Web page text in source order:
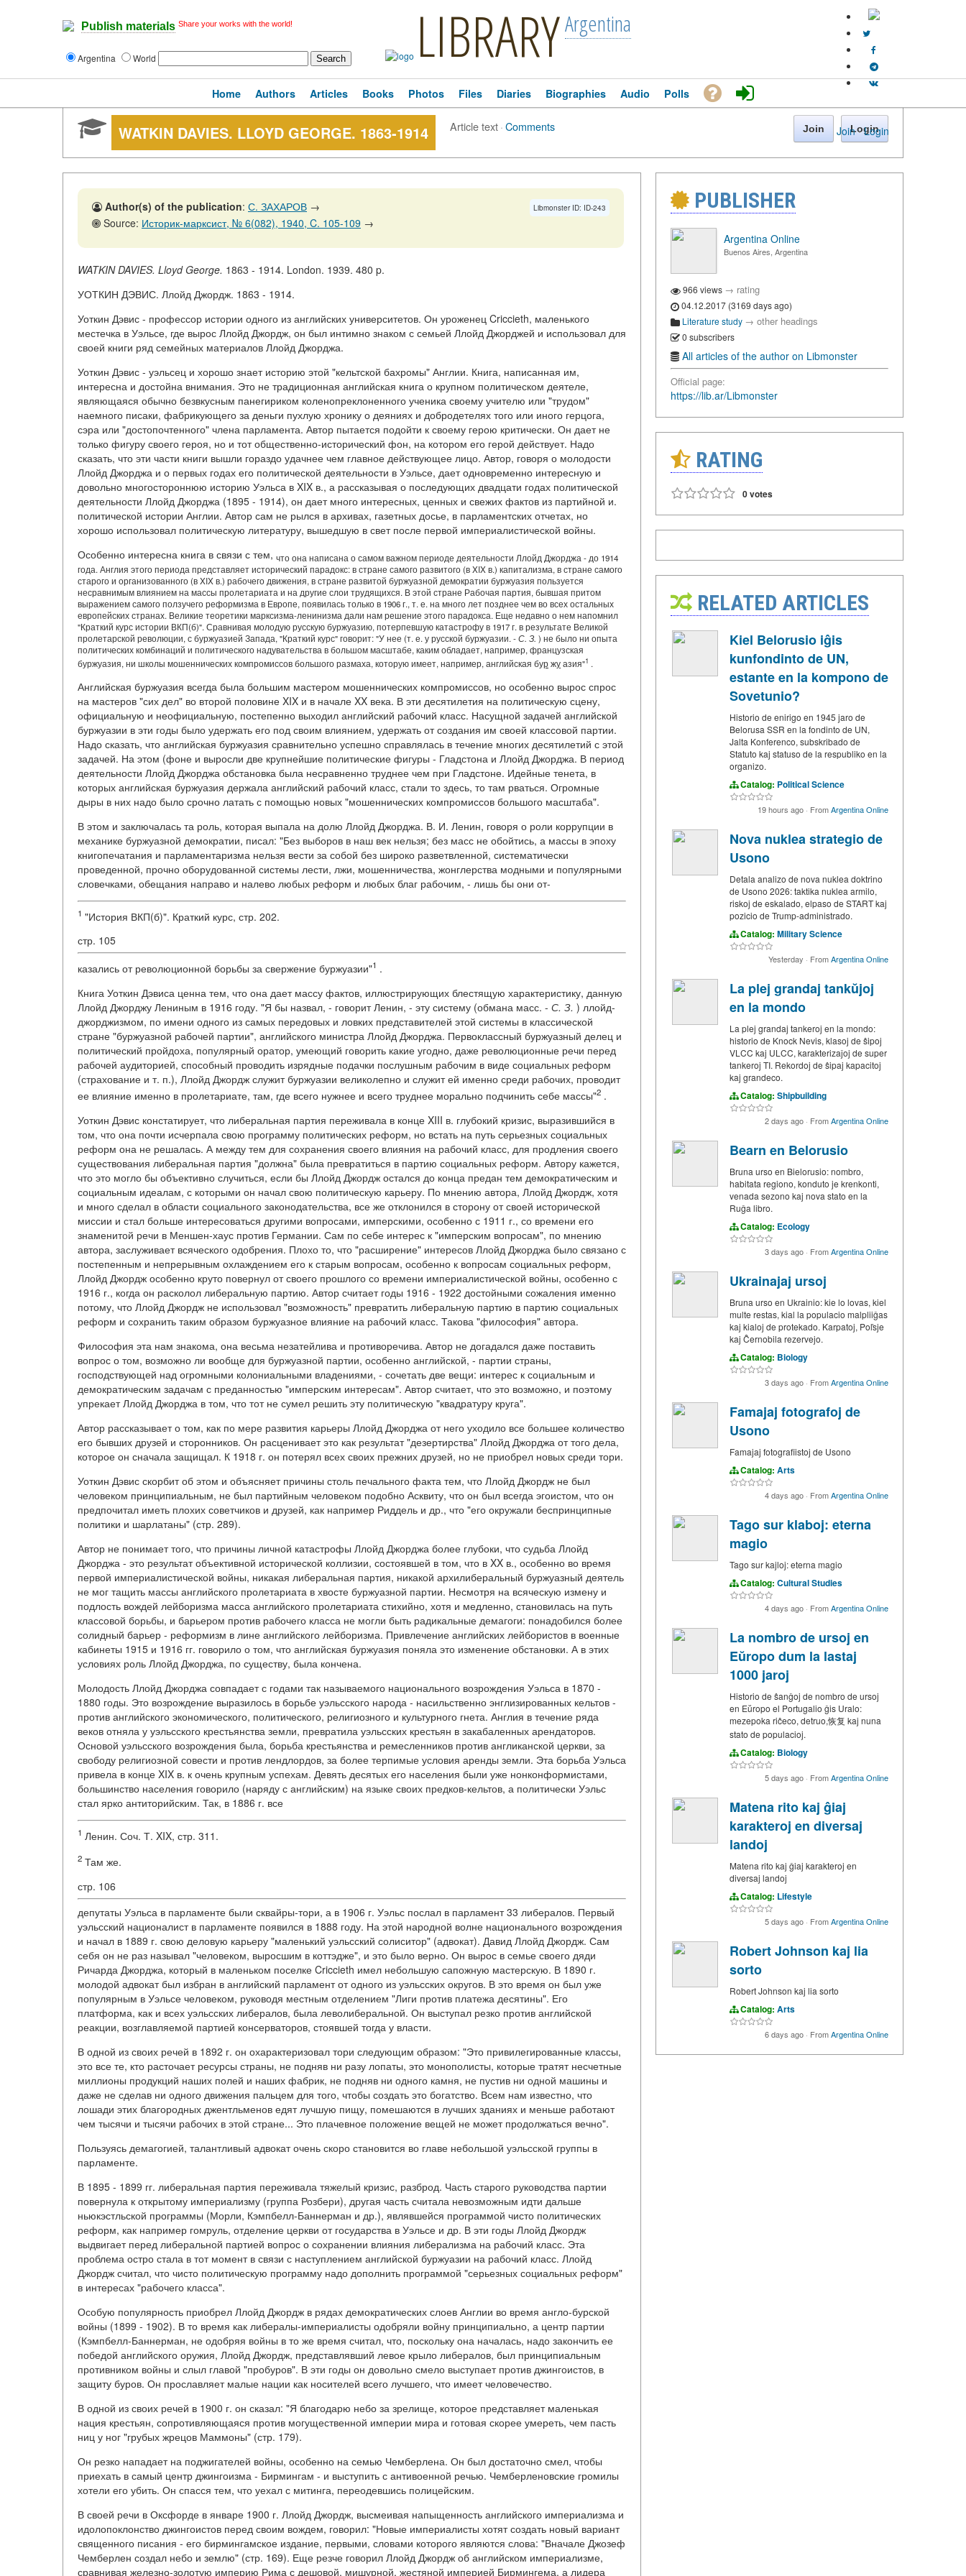
Publish materials Share your works with the world!
Argentina World LIBRARYArgentina
Join · Login
Home Authors Articles Books Photos Files Diaries Biographies Audio Polls
WATKIN DAVIES. LLOYD GEORGE. 1863-1914 Article text·Comments Join Login
Libmonster ID: ID-243
Author(s) of the publication: С. ЗАХАРОВ →
Source: Историк-марксист, № 6(082), 1940, C. 105-109 →
WATKIN DAVIES. Lloyd George. 1863 - 1914. London. 1939. 480 p.
УОТКИН ДЭВИС. Ллойд Джордж. 1863 - 1914.
Уоткин Дэвис - профессор истории одного из английских университетов. Он уроженец Criccieth, маленького
местечка в Уэльсе, где вырос Ллойд Джордж, он был интимно знаком с семьей Ллойд Джорджей и использовал для
своей книги ряд семейных материалов Ллойд Джорджа.
Уоткин Дэвис - уэльсец и хорошо знает историю этой "кельтской бахромы" Англии. Книга, написанная им,
интересна и достойна внимания. Это не традиционная английская книга о крупном политическом деятеле,
являющаяся обычно безвкусным панегириком коленопреклоненного ученика своему учителю или "трудом"
наемного писаки, фабрикующего за деньги пухлую хронику о деяниях и добродетелях того или иного герцога,
сэра или "достопочтенного" члена парламента. Автор пытается подойти к своему герою критически. Он дает не
только фигуру своего героя, но и тот общественно-исторический фон, на котором его герой действует. Надо
сказать, что эти части книги вышли гораздо удачнее чем главное действующее лицо. Автор, говоря о молодости
Ллойд Джорджа и о первых годах его политической деятельности в Уэльсе, дает одновременно интересную и
довольно многостороннюю историю Уэльса в XIX в., а рассказывая о последующих двадцати годах политической
деятельности Ллойд Джорджа (1895 - 1914), он дает много интересных, ценных и свежих фактов из партийной и.
политической истории Англии. Автор сам не рылся в архивах, газетных досье, в парламентских отчетах, но
хорошо использовал политическую литературу, вышедшую в свет после первой империалистической войны.
Особенно интересна книга в связи с тем, что она написана о самом важном периоде деятельности Ллойд Джорджа - до 1914
года. Англия этого периода представляет исторический парадокс: в стране самого развитого (в XIX в.) капитализма, в стране самого
старого и организованного (в XIX в.) рабочего движения, в стране развитой буржуазной демократии буржуазия пользуется
несравнимым влиянием на массы пролетариата и на другие слои трудящихся. В этой стране Рабочая партия, бывшая притом
выражением самого ползучего реформизма в Европе, появилась только в 1906 г., т. е. на много лет позднее чем во всех остальных
европейских странах. Великие теоретики марксизма-ленинизма дали нам решение этого парадокса. Еще недавно о нем напомнил
"Краткий курс истории ВКП(б)". Сравнивая молодую русскую буржуазию, потерпевшую катастрофу в 1917 г. в результате Великой
пролетарской революции, с буржуазией Запада, "Краткий курс" говорит: "У нее (т. е. у русской буржуазии. -С. З. ) не было ни опыта
политических комбинаций и политического надувательства в большом масштабе, каким обладает, например, французская
буржуазия, ни школы мошеннических компромиссов большого размаха, которую имеет, например, английская буржуазия"1 .
Английская буржуазия всегда была большим мастером мошеннических компромиссов, но особенно вырос спрос
на мастеров "сих дел" во второй половине XIX и в начале XX века. В эти десятилетия на политическую сцену,
официальную и неофициальную, постепенно выходил английский рабочий класс. Насущной задачей английской
буржуазии в эти годы было удержать его под своим влиянием, удержать от создания им своей классовой партии.
Надо сказать, что английская буржуазия сравнительно успешно справлялась в течение многих десятилетий с этой
задачей. На этом (фоне и выросли две крупнейшие политические фигуры - Гладстона и Ллойд Джорджа. В период
деятельности Ллойд Джорджа обстановка была несравненно труднее чем при Гладстоне. Идейные тенета, в
которых английская буржуазия держала английский рабочий класс, стали то здесь, то там рваться. Огромные
дыры в них надо было срочно латать с помощью новых "мошеннических компромиссов большого масштаба".
В этом и заключалась та роль, которая выпала на долю Ллойд Джорджа. В. И. Ленин, говоря о роли коррупции в
механике буржуазной демократии, писал: "Без выборов в наш век нельзя; без масс не обойтись, а массы в эпоху
книгопечатания и парламентаризма нельзя вести за собой без широко разветвленной, систематически
проведенной, прочно оборудованной системы лести, лжи, мошенничества, жонглерства модными и популярными
словечками, обещания направо и налево любых реформ и любых благ рабочим, - лишь бы они от-
1 "История ВКП(б)". Краткий курс, стр. 202.
стр. 105
казались от революционной борьбы за свержение буржуазии"1 .
Книга Уоткин Дэвиса ценна тем, что она дает массу фактов, иллюстрирующих блестящую характеристику, данную
Ллойд Джорджу Лениным в 1916 году. "Я бы назвал, - говорит Ленин, - эту систему (обмана масс. - С. З. ) ллойд-
джорджизмом, по имени одного из самых передовых и ловких представителей этой системы в классической
стране "буржуазной рабочей партии", английского министра Ллойд Джорджа. Первоклассный буржуазный делец и
политический пройдоха, популярный оратор, умеющий говорить какие угодно, даже революционные речи перед
рабочей аудиторией, способный проводить изрядные подачки послушным рабочим в виде социальных реформ
(страхование и т. п.), Ллойд Джордж служит буржуазии великолепно и служит ей именно среди рабочих, проводит
ее влияние именно в пролетариате, там, где всего нужнее и всего труднее морально подчинить себе массы"2 .
Уоткин Дэвис констатирует, что либеральная партия переживала в конце XIII в. глубокий кризис, выразившийся в
том, что она почти исчерпала свою программу политических реформ, но встать на путь серьезных социальных
реформ она не решалась. А между тем для сохранения своего влияния на рабочий класс, для продления своего
существования либеральная партия "должна" была превратиться в партию социальных реформ. Автору кажется,
что это могло бы объективно случиться, если бы Ллойд Джордж остался до конца предан тем демократическим и
социальным идеалам, с которыми он начал свою политическую карьеру. По мнению автора, Ллойд Джордж, хотя
и много сделал в области социального законодательства, все же отклонился в сторону от своей исторической
миссии и стал больше интересоваться другими вопросами, имперскими, особенно с 1911 г., со времени его
знаменитой речи в Меншен-хаус против Германии. Сам по себе интерес к "имперским вопросам", по мнению
автора, заслуживает всяческого одобрения. Плохо то, что "расширение" интересов Ллойд Джорджа было связано с
постепенным и непрерывным охлаждением его к старым вопросам, особенно к вопросам социальных реформ,
Ллойд Джордж особенно круто повернул от своего прошлого со времени империалистической войны, особенно с
1916 г., когда он расколол либеральную партию. Автор считает годы 1916 - 1922 достойными сожаления именно
потому, что Ллойд Джордж не использовал "возможность" превратить либеральную партию в партию социальных
реформ и сохранить таким образом буржуазное влияние на рабочий класс. Такова "философия" автора.
Философия эта нам знакома, она весьма незатейлива и противоречива. Автор не догадался даже поставить
вопрос о том, возможно ли вообще для буржуазной партии, особенно английской, - партии страны,
господствующей над огромными колониальными владениями, - сочетать две вещи: интерес к социальным и
демократическим задачам с преданностью "имперским интересам". Автор считает, что это возможно, и поэтому
упрекает Ллойд Джорджа в том, что тот не сумел решить эту политическую "квадратуру круга".
Автор рассказывает о том, как по мере развития карьеры Ллойд Джорджа от него уходило все большее количество
его бывших друзей и сторонников. Он расценивает это как результат "дезертирства" Ллойд Джорджа от того дела,
которое он сначала защищал. К 1918 г. он потерял всех своих прежних друзей, но не приобрел новых среди тори.
Уоткин Дэвис скорбит об этом и объясняет причины столь печального факта тем, что Ллойд Джордж не был
человеком принципиальным, не был партийным человеком подобно Асквиту, что он был всегда эгоистом, что он
предпочитал иметь плохих советчиков и друзей, как например Риддель и др., что "его окружали беспринципные
политики и шарлатаны" (стр. 289).
Автор не понимает того, что причины личной катастрофы Ллойд Джорджа более глубоки, что судьба Ллойд
Джорджа - это результат объективной исторической коллизии, состоявшей в том, что в XX в., особенно во время
первой империалистической войны, никакая либеральная партия, никакой архилиберальный буржуазный деятель
не мог тащить массы английского пролетариата в хвосте буржуазной партии. Несмотря на всяческую измену и
подлость вождей лейборизма масса английского пролетариата стихийно, хотя и медленно, становилась на путь
классовой борьбы, и барьером против рабочего класса не могли быть радикальные демагоги: понадобился более
солидный барьер - реформизм в лине английского лейборизма. Привлечение английских лейбористов в военные
кабинеты 1915 и 1916 гг. говорило о том, что английская буржуазия поняла это изменение обстановки. А в этих
условиях роль Ллойд Джорджа, по существу, была кончена.
Молодость Ллойд Джорджа совпадает с годами так называемого национального возрождения Уэльса в 1870 -
1880 годы. Это возрождение выразилось в борьбе уэльсского народа - насильственно энглизированных кельтов -
против английского экономического, политического, религиозного и культурного гнета. Англия в течение ряда
веков отняла у уэльсского крестьянства земли, превратила уэльсских крестьян в закабаленных арендаторов.
Основой уэльсского возрождения была, борьба крестьянства и ремесленников против англиканской церкви, за
свободу религиозной совести и против лендлордов, за более терпимые условия аренды земли. Эта борьба Уэльса
привела в конце XIX в. к очень крупным успехам. Девять десятых его населения были уже нонконформистами,
большинство населения говорило (наряду с английским) на языке своих предков-кельтов, а политически Уэльс
стал ярко антиторийским. Так, в 1886 г. все
1 Ленин. Соч. Т. XIX, стр. 311.
2 Там же.
стр. 106
депутаты Уэльса в парламенте были сквайры-тори, а в 1906 г. Уэльс послал в парламент 33 либералов. Первый
уэльсский националист в парламенте появился в 1888 году. На этой народной волне национального возрождения
и начал в 1889 г. свою деловую карьеру "маленький уэльсский солиситор" (адвокат). Давид Ллойд Джордж. Сам
себя он не раз называл "человеком, выросшим в коттэдже", и это было верно. Он вырос в семье своего дяди
Ричарда Джорджа, который в маленьком поселке Criccieth имел небольшую сапожную мастерскую. В 1890 г.
молодой адвокат был избран в английский парламент от одного из уэльсских округов. В это время он был уже
популярным в Уэльсе человеком, руководя местным отделением "Лиги против платежа десятины". Его
платформа, как и всех уэльсских либералов, была леволиберальной. Он выступал резко против английской
реакции, возглавляемой партией консерваторов, стоявшей тогда у власти.
В одной из своих речей в 1892 г. он охарактеризовал тори следующим образом: "Это привилегированные классы,
это все те, кто расточает ресурсы страны, не подняв ни разу лопаты, это монополисты, которые тратят несчетные
миллионы продукций наших полей и наших фабрик, не подняв ни одного камня, не пустив ни одной машины и
даже не сделав ни одного движения пальцем для того, чтобы создать это богатство. Всем нам известно, что
лошади этих благородных джентльменов едят лучшую пищу, помешаются в лучших зданиях и меньше работают
чем тысячи и тысячи рабочих в этой стране... Это плачевное положение вещей не может продолжаться вечно".
Пользуясь демагогией, талантливый адвокат очень скоро становится во главе небольшой уэльсской группы в
парламенте.
В 1895 - 1899 гг. либеральная партия переживала тяжелый кризис, разброд. Часть старого руководства партии
повернула к открытому империализму (группа Розбери), другая часть считала невозможным идти дальше
ньюкэстльской программы (Морли, Кэмпбелл-Баннерман и др.), являвшейся программой чисто политических
реформ, как например гомруль, отделение церкви от государства в Уэльсе и др. В эти годы Ллойд Джордж
выдвигает перед либеральной партией вопрос о сохранении влияния либерализма на рабочий класс. Эта
проблема остро стала в тот момент в связи с наступлением английской буржуазии на рабочий класс. Ллойд
Джордж считал, что чисто политическую программу надо дополнить программой "серьезных социальных реформ"
в интересах "рабочего класса".
Особую популярность приобрел Ллойд Джордж в рядах демократических слоев Англии во время англо-бурской
войны (1899 - 1902). В то время как либералы-империалисты одобряли войну принципиально, а центр партии
(Кэмпбелл-Баннерман, не одобряя войны в то же время считал, что, поскольку она началась, надо закончить ее
победой английского оружия, Ллойд Джордж, представлявший левое крыло либералов, был принципиальным
противником войны и слыл главой "пробуров". В эти годы он довольно смело выступает против джингоистов, в
защиту буров. Он прославляет малые нации как носителей всего лучшего, что имеет человечество.
В одной из своих речей в 1900 г. он сказал: "Я благодарю небо за зрелище, которое представляет маленькая
нация крестьян, сопротивляющаяся против могущественной империи мира и готовая скорее умереть, чем пасть
ниц у ног "грубых жрецов Маммоны" (стр. 179).
Он резко нападает на поджигателей войны, особенно на семью Чемберлена. Он был достаточно смел, чтобы
приехать в самый центр джингоизма - Бирмингам - и выступить с антивоенной речью. Чемберленовские громилы
хотели его убить. Он спасся тем, что уехал с митинга, переодевшись полицейским.
В своей речи в Оксфорде в январе 1900 г. Ллойд Джордж, высмеивая напыщенность английского империализма и
идолопоклонство джингоистов перед своим вождем, говорил: "Новые империалисты хотят создать новый вариант
священного писания - его бирмингамское издание, первыми, словами которого являются слова: "Вначале Джозеф
Чемберлен создал небо и землю" (стр. 169). Еще резче говорил Ллойд Джордж об английском империализме,
сравнивая железно-золотую империю Рима с дешовой, мишурной, жестяной империей Бирмингема, а лидера
PUBLISHER
Argentina Online
Buenos Aires, Argentina
966 views → rating
04.12.2017 (3169 days ago)
Literature study → other headings
0 subscribers
All articles of the author on Libmonster
Official page:
https://lib.ar/Libmonster
RATING
0 votes
RELATED ARTICLES
Kiel Belorusio iĝis
kunfondinto de UN,
estante en la kompono de
Sovetunio?
Historio de enirigo en 1945 jaro de
Belorusa SSR en la fondinto de UN,
Jalta Konferenco, subskribado de
Statuto kaj statuso de la respubliko en la
organizo.
Catalog: Political Science
19 hours ago · FromArgentina Online
Nova nuklea strategio de
Usono
Detala analizo de nova nuklea doktrino
de Usono 2026: taktika nuklea armilo,
riskoj de eskalado, elpaso de START kaj
pozicio de Trump-administrado.
Catalog: Military Science
Yesterday · FromArgentina Online
La plej grandaj tankŭjoj
en la mondo
La plej grandaj tankeroj en la mondo:
historio de Knock Nevis, klasoj de ŝipoj
VLCC kaj ULCC, karakterizaĵoj de super
tankeroj TI. Rekordoj de ŝipaj kapacitoj
kaj grandeco.
Catalog: Shipbuilding
2 days ago · FromArgentina Online
Bearn en Belorusio
Bruna urso en Bielorusio: nombro,
habitata regiono, konduto je krenkonti,
venada sezono kaj nova stato en la
Ruĝa libro.
Catalog: Ecology
3 days ago · FromArgentina Online
Ukrainajaj ursoj
Bruna urso en Ukrainio: kie lo lovas, kiel
multe restas, kial la populacio malpliiĝas
kaj kialoj de protekado. Karpatoj, Poľsje
kaj Ĉernobila rezervejo.
Catalog: Biology
3 days ago · FromArgentina Online
Famajaj fotografoj de
Usono
Famajaj fotografiistoj de Usono
Catalog: Arts
4 days ago · FromArgentina Online
Tago sur klaboj: eterna
magio
Tago sur kajloj: eterna magio
Catalog: Cultural Studies
4 days ago · FromArgentina Online
La nombro de ursoj en
Eŭropo dum la lastaj
1000 jaroj
Historio de ŝanĝoj de nombro de ursoj
en Eŭropo el Portugalio ĝis Uralo:
mezepoka riĉeco, detruo,恢复 kaj nuna
stato de populacioj.
Catalog: Biology
5 days ago · FromArgentina Online
Matena rito kaj ĝiaj
karakteroj en diversaj
landoj
Matena rito kaj ĝiaj karakteroj en
diversaj landoj
Catalog: Lifestyle
5 days ago · FromArgentina Online
Robert Johnson kaj lia
sorto
Robert Johnson kaj lia sorto
Catalog: Arts
6 days ago · FromArgentina Online